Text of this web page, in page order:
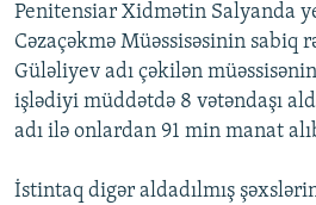
Penitensiar Xidmətin Salyanda
Cəzaçəkmə Müəssisəsinin sabiq
Güləliyev adı çəkilən
işlədiyi müddətdə 8 vətəndaşı
adı ilə onlardan 91 min manat
İstintaq digər aldadılmış